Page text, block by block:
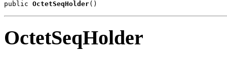
public OctetSeqHolder()
OctetSeqHolder